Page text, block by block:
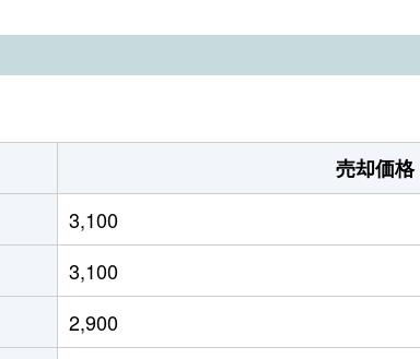
徒歩28分 125m² 100m²
徒歩16分 110m² 95m²
徒歩13分 175m² 165m²
徒歩6分 250m² 220m²
徒歩2分 430m² 40m²
徒歩8分 195m² 115m²
徒歩6分 145m² 65m²
売却価格
3,100
3,100
2,900